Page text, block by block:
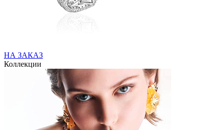
НА ЗАКАЗ
Коллекции